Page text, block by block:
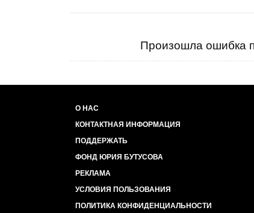
Произошла ошибка
О НАС
КОНТАКТНАЯ ИНФОРМАЦИЯ
ПОДДЕРЖАТЬ
ФОНД ЮРИЯ БУТУСОВА
РЕКЛАМА
УСЛОВИЯ ПОЛЬЗОВАНИЯ
ПОЛИТИКА КОНФИДЕНЦИАЛЬНОСТИ